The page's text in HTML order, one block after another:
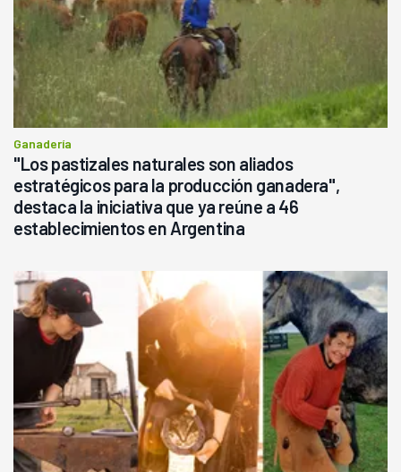
Ganadería
"Los pastizales naturales son aliados
estratégicos para la producción ganadera",
destaca la iniciativa que ya reúne a 46
establecimientos en Argentina